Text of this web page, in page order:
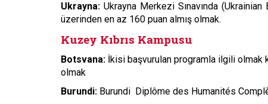
Ukrayna: Ukrayna Merkezi Sınavında
üzerinden en az 160 puan almış olmak.
Kuzey Kıbrıs Kampusu
Botsvana: İkisi başvurulan programla ilgili olmak
olmak
Burundi: Burundi Diplôme des Humanités